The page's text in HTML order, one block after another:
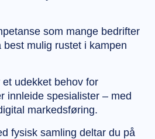
som mange bedrifter
mulig rustet i kampen
udekket behov for
innleide spesialister – med
markedsføring.
fysisk samling deltar du på